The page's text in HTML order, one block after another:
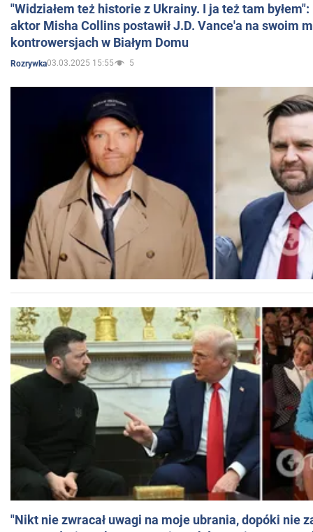
"Widziałem też historie z Ukrainy. I ja też tam
aktor Misha Collins postawił J.D. Vance'a na swoim
kontrowersjach w Białym Domu
Rozrywka03.03.2025 15:55 5
"Nikt nie zwracał uwagi na moje ubrania, dopóki nie